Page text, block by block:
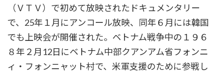
（ＶＴＶ）で初めて放映されたドキュメンタリー
で、25年１月にアンコール放映、同年６月には韓国
でも上映会が開催された。ベトナム戦争中の１９６
８年２月12日にベトナム中部クアンアム省フォンニ
ィ・フォンニャット村で、米軍支援のために参戦し